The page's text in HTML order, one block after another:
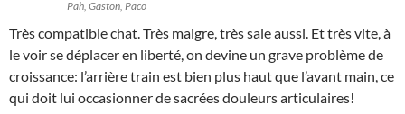
Pah, Gaston, Paco
Très compatible chat. Très maigre, très sale aussi. Et très vite, à
le voir se déplacer en liberté, on devine un grave problème de
croissance: l’arrière train est bien plus haut que l’avant main, ce
qui doit lui occasionner de sacrées douleurs articulaires!